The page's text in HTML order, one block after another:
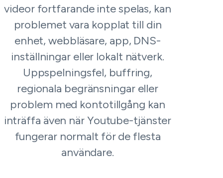
videor fortfarande inte spelas, kan
problemet vara kopplat till din
enhet, webbläsare, app, DNS-
inställningar eller lokalt nätverk.
Uppspelningsfel, buffring,
regionala begränsningar eller
problem med kontotillgång kan
inträffa även när Youtube-tjänster
fungerar normalt för de flesta
användare.